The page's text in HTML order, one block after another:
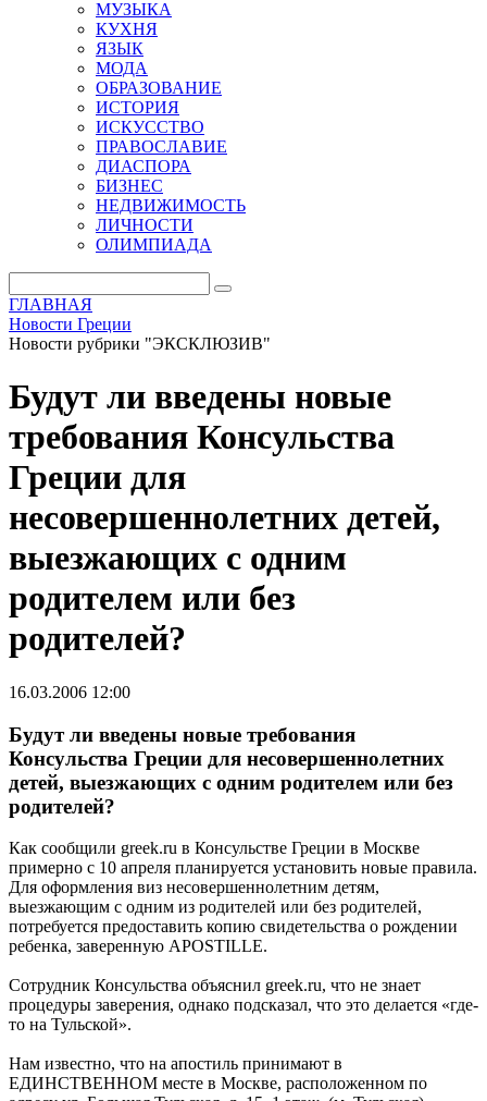
МУЗЫКА
КУХНЯ
ЯЗЫК
МОДА
ОБРАЗОВАНИЕ
ИСТОРИЯ
ИСКУССТВО
ПРАВОСЛАВИЕ
ДИАСПОРА
БИЗНЕС
НЕДВИЖИМОСТЬ
ЛИЧНОСТИ
ОЛИМПИАДА
ГЛАВНАЯ
Новости Греции
Новости рубрики "ЭКСКЛЮЗИВ"
Будут ли введены новые
требования Консульства
Греции для
несовершеннолетних детей,
выезжающих с одним
родителем или без
родителей?
16.03.2006 12:00
Будут ли введены новые требования
Консульства Греции для несовершеннолетних
детей, выезжающих с одним родителем или без
родителей?
Как сообщили greek.ru в Консульстве Греции в Москве
примерно с 10 апреля планируется установить новые правила.
Для оформления виз несовершеннолетним детям,
выезжающим с одним из родителей или без родителей,
потребуется предоставить копию свидетельства о рождении
ребенка, заверенную APOSTILLE.
Сотрудник Консульства объяснил greek.ru, что не знает
процедуры заверения, однако подсказал, что это делается «где-
то на Тульской».
Нам известно, что на апостиль принимают в
ЕДИНСТВЕННОМ месте в Москве, расположенном по